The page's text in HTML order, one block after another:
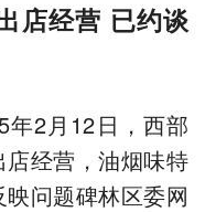
店经营 已约谈
年2月12日，西部
经营，油烟味特
问题碑林区委网